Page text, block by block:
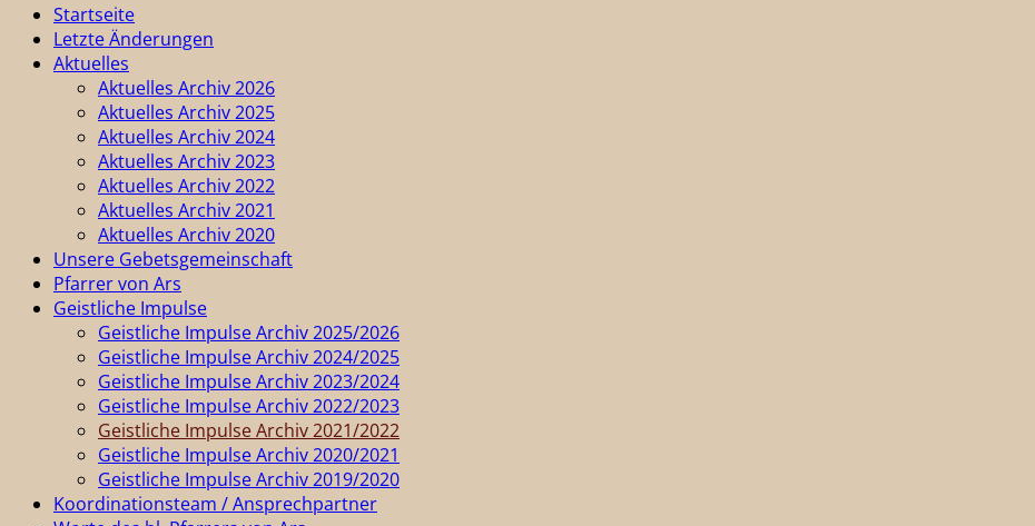
Startseite
Letzte Änderungen
Aktuelles
Aktuelles Archiv 2026
Aktuelles Archiv 2025
Aktuelles Archiv 2024
Aktuelles Archiv 2023
Aktuelles Archiv 2022
Aktuelles Archiv 2021
Aktuelles Archiv 2020
Unsere Gebetsgemeinschaft
Pfarrer von Ars
Geistliche Impulse
Geistliche Impulse Archiv 2025/2026
Geistliche Impulse Archiv 2024/2025
Geistliche Impulse Archiv 2023/2024
Geistliche Impulse Archiv 2022/2023
Geistliche Impulse Archiv 2021/2022
Geistliche Impulse Archiv 2020/2021
Geistliche Impulse Archiv 2019/2020
Koordinationsteam / Ansprechpartner